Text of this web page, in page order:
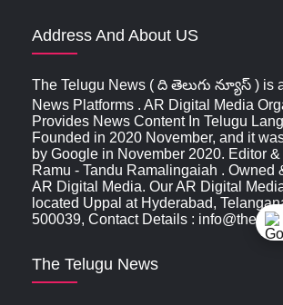
Address And About US
The Telugu News ( ది తెలుగు న్యూస్‌ ) is
News Platforms . AR Digital Media
Provides News Content In Telugu
Founded in 2020 November, and it
by Google in November 2020. Editor
Ramu - Tandu Ramalingaiah . Owned
AR Digital Media. Our AR Digital
located Uppal at Hyderabad,
500039, Contact Details :
The Telugu News